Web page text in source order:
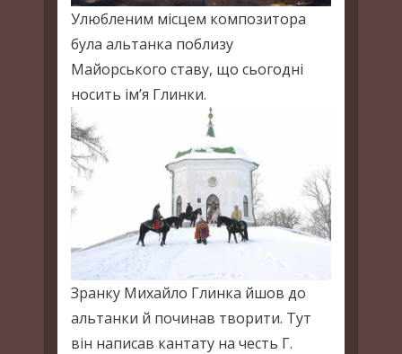
Улюбленим місцем композитора
була альтанка поблизу
Майорського ставу, що сьогодні
носить ім’я Глинки.
Зранку Михайло Глинка йшов до
альтанки й починав творити. Тут
він написав кантату на честь Г.